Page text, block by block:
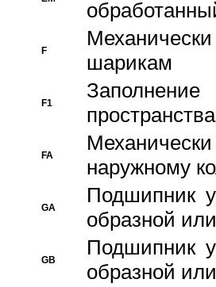
F
шарикам
F1
FA
наружному
GA
Подшипник
образной
GB
Подшипник
образной